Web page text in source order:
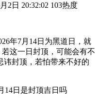
2日 20:32:02 103热度
年7月14日为黑道日，就
这一日封顶，可能会有不
讳封顶，若怕带来不好的